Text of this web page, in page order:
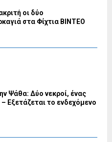
οι δύο
στα Φίχτια ΒΙΝΤΕΟ
Ψάθα: Δύο νεκροί, ένας
Εξετάζεται το ενδεχόμενο